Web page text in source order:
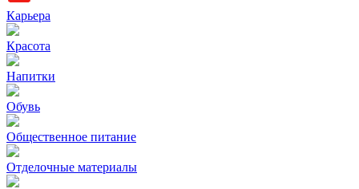
Карьера
Красота
Напитки
Обувь
Общественное питание
Отделочные материалы